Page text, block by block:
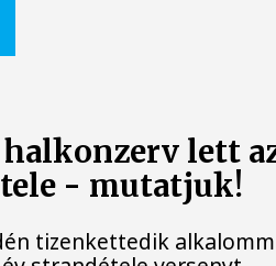
halkonzerv lett
- mutatjuk!
tizenkettedik